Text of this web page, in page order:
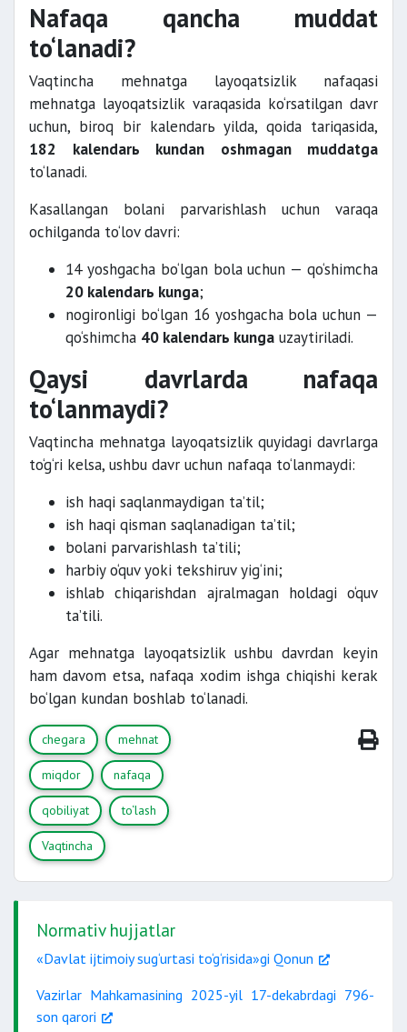
Nafaqa qancha muddat
to‘lanadi?
Vaqtincha mehnatga layoqatsizlik nafaqasi
mehnatga layoqatsizlik varaqasida ko‘rsatilgan davr
uchun, biroq bir kalendarь yilda, qoida tariqasida,
182 kalendarь kundan oshmagan muddatga
to‘lanadi.
Kasallangan bolani parvarishlash uchun varaqa
ochilganda to‘lov davri:
14 yoshgacha bo‘lgan bola uchun — qo‘shimcha
20 kalendarь kunga;
nogironligi bo‘lgan 16 yoshgacha bola uchun —
qo‘shimcha 40 kalendarь kunga uzaytiriladi.
Qaysi davrlarda nafaqa
to‘lanmaydi?
Vaqtincha mehnatga layoqatsizlik quyidagi davrlarga
to‘g‘ri kelsa, ushbu davr uchun nafaqa to‘lanmaydi:
ish haqi saqlanmaydigan ta’til;
ish haqi qisman saqlanadigan ta’til;
bolani parvarishlash ta’tili;
harbiy o‘quv yoki tekshiruv yig‘ini;
ishlab chiqarishdan ajralmagan holdagi o‘quv
ta’tili.
Agar mehnatga layoqatsizlik ushbu davrdan keyin
ham davom etsa, nafaqa xodim ishga chiqishi kerak
bo‘lgan kundan boshlab to‘lanadi.
chegara mehnat
miqdor nafaqa
qobiliyat to‘lash
Vaqtincha
Normativ hujjatlar
«Davlat ijtimoiy sug‘urtasi to‘g‘risida»gi Qonun
Vazirlar Mahkamasining 2025-yil 17-dekabrdagi 796-
son qarori